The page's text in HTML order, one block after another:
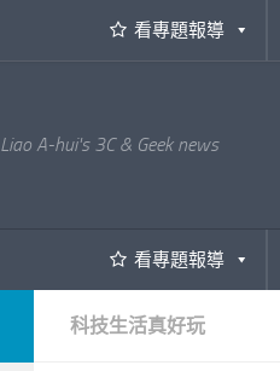
看專題報導
Liao A-hui's 3C & Geek news
看專題報導
科技生活真好玩